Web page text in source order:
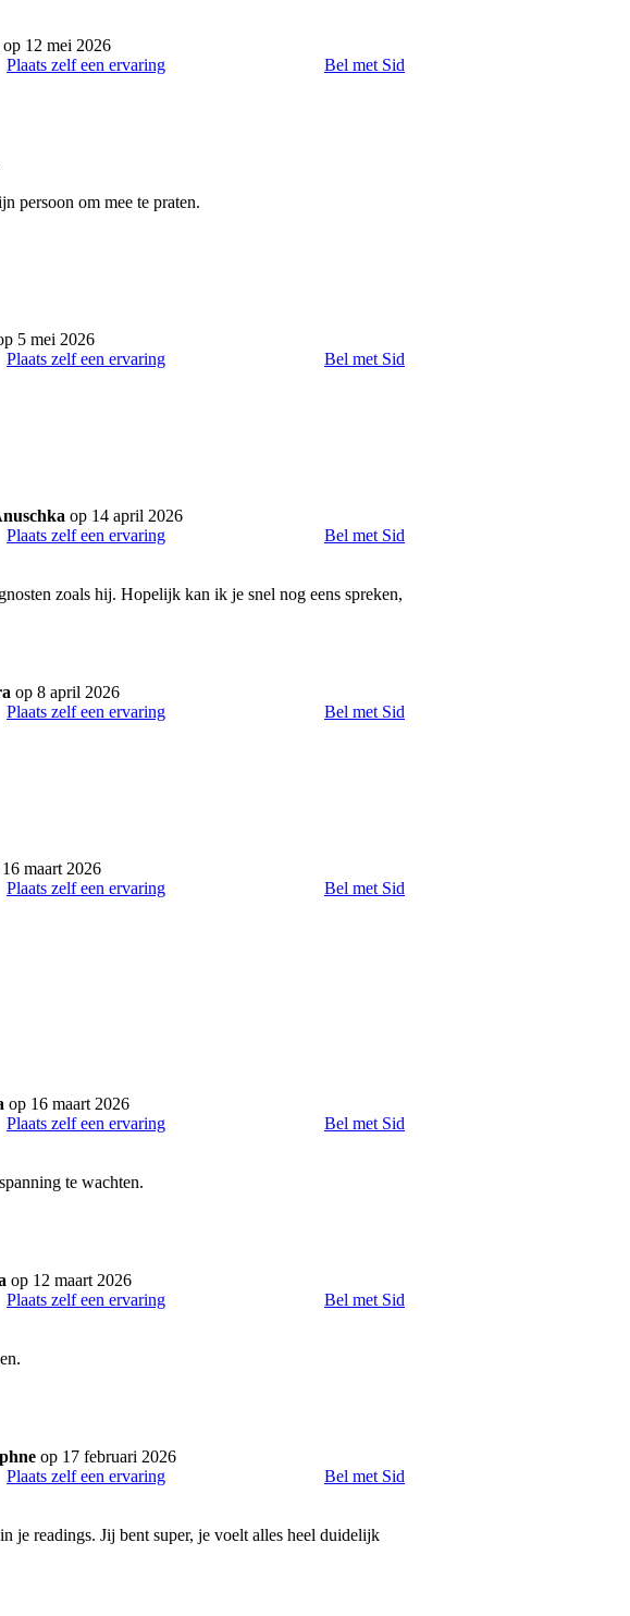
op 12 mei 2026
Plaats zelf een ervaring
Bel met Sid
persoon om mee te praten.
5 mei 2026
Plaats zelf een ervaring
Bel met Sid
op 14 april 2026
Plaats zelf een ervaring
Bel met Sid
zoals hij. Hopelijk kan ik je snel nog eens spreken,
op 8 april 2026
Plaats zelf een ervaring
Bel met Sid
maart 2026
Plaats zelf een ervaring
Bel met Sid
op 16 maart 2026
Plaats zelf een ervaring
Bel met Sid
te wachten.
op 12 maart 2026
Plaats zelf een ervaring
Bel met Sid
op 17 februari 2026
Plaats zelf een ervaring
Bel met Sid
je readings. Jij bent super, je voelt alles heel duidelijk